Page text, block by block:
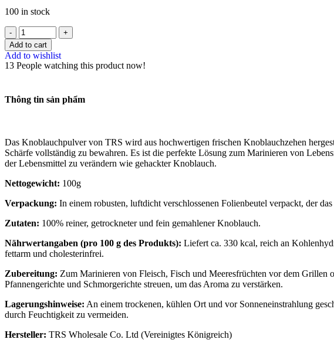
100 in stock
Add to cart
Add to wishlist
13 People watching this product now!
Thông tin sản phẩm
Das Knoblauchpulver von TRS wird aus hochwertigen frischen Knoblauchzehen
Schärfe vollständig zu bewahren. Es ist die perfekte Lösung zum Marinieren von
der Lebensmittel zu verändern wie gehackter Knoblauch.
Nettogewicht: 100g
Verpackung: In einem robusten, luftdicht verschlossenen Folienbeutel verpackt, der
Zutaten: 100% reiner, getrockneter und fein gemahlener Knoblauch.
Nährwertangaben (pro 100 g des Produkts): Liefert ca. 330 kcal, reich an
fettarm und cholesterinfrei.
Zubereitung: Zum Marinieren von Fleisch, Fisch und Meeresfrüchten vor dem
Pfannengerichte und Schmorgerichte streuen, um das Aroma zu verstärken.
Lagerungshinweise: An einem trockenen, kühlen Ort und vor Sonneneinstrahlung
durch Feuchtigkeit zu vermeiden.
Hersteller: TRS Wholesale Co. Ltd (Vereinigtes Königreich)